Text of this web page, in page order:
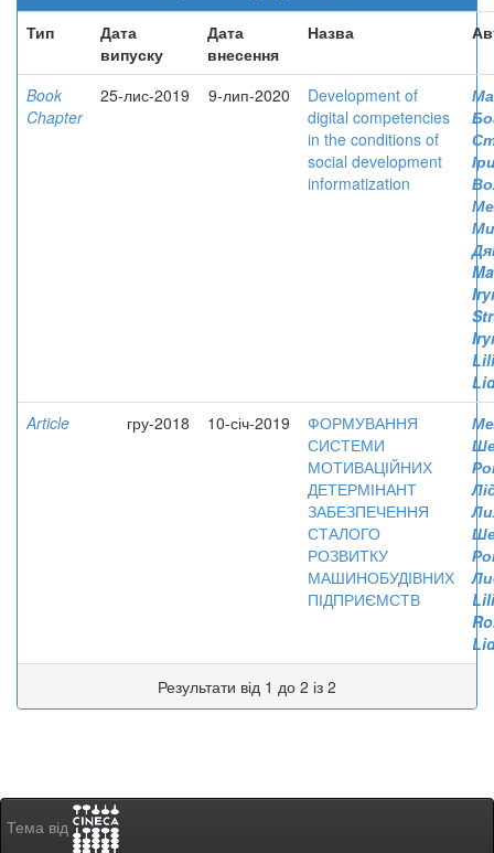
Тип
Дата
випуску
Дата
внесення
Назва
Book
Chapter
25-лис-2019 9-лип-2020
Development of
digital competencies
in the conditions of
social development
informatization
Article
гру-2018 10-січ-2019
ФОРМУВАННЯ
СИСТЕМИ
МОТИВАЦІЙНИХ
ДЕТЕРМІНАНТ
ЗАБЕЗПЕЧЕННЯ
СТАЛОГО
РОЗВИТКУ
МАШИНОБУДІВНИХ
ПІДПРИЄМСТВ
Результати від 1 до 2 із 2
Тема від